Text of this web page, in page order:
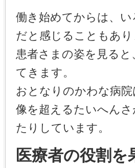
働き始めてからは、
だと感じることもあ
患者さまの姿を見る
てきます。
おとなりのかわな病
像を超えるたいへん
たりしています。
医療者の役割